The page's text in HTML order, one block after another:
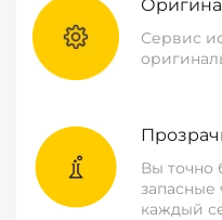
Сервис
Вы точно
запасные
каждый